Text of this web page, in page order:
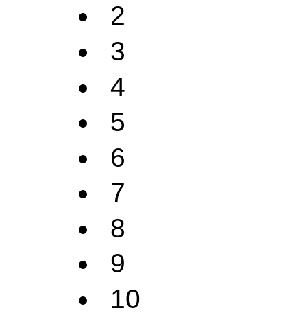
2
3
4
5
6
7
8
9
10